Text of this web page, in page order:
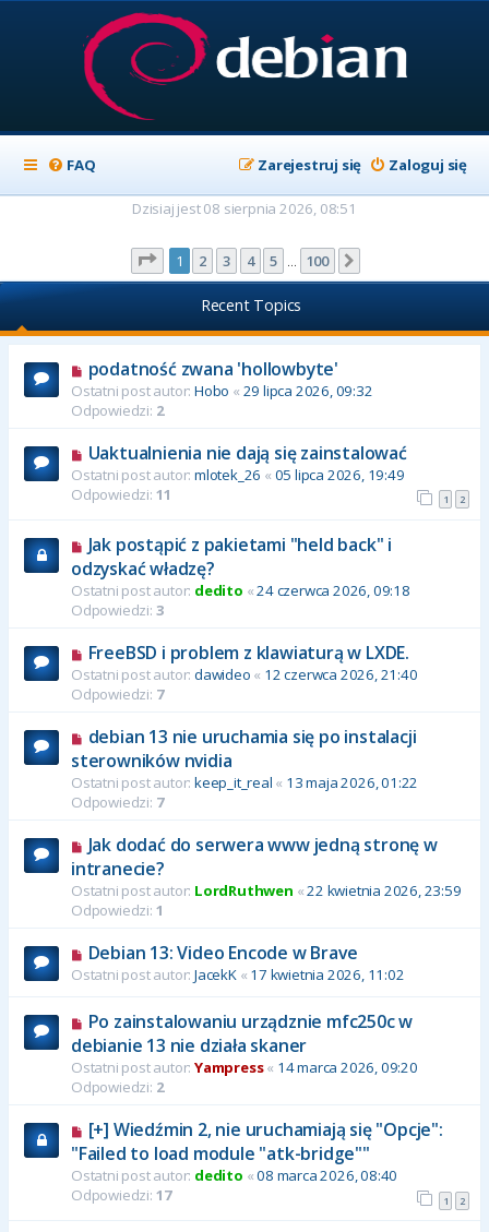
FAQ Zaloguj się
Zarejestruj się
Dzisiaj jest 08 sierpnia 2026, 08:51
Strona z100
1 2 3 4 5 100
Recent Topics
podatność zwana 'hollowbyte'
Ostatni post autor: Hobo « 29 lipca 2026, 09:32
Odpowiedzi: 2
Uaktualnienia nie dają się zainstalować
Ostatni post autor: mlotek_26 « 05 lipca 2026, 19:49
Odpowiedzi: 11 1 2
Jak postąpić z pakietami "held back" i
odzyskać władzę?
Ostatni post autor: dedito «24 czerwca 2026, 09:18
Odpowiedzi: 3
FreeBSD i problem z klawiaturą w LXDE.
Ostatni post autor: dawideo « 12 czerwca 2026, 21:40
Odpowiedzi: 7
debian 13 nie uruchamia się po instalacji
sterowników nvidia
Ostatni post autor: keep_it_real « 13 maja 2026, 01:22
Odpowiedzi: 7
Jak dodać do serwera www jedną stronę w
intranecie?
Ostatni post autor: LordRuthwen «22 kwietnia 2026, 23:59
Odpowiedzi: 1
Debian 13: Video Encode w Brave
Ostatni post autor: JacekK« 17 kwietnia 2026, 11:02
Po zainstalowaniu urządznie mfc250c w
debianie 13 nie działa skaner
Ostatni post autor: Yampress« 14 marca 2026, 09:20
Odpowiedzi: 2
[+] Wiedźmin 2, nie uruchamiają się "Opcje":
"Failed to load module "atk-bridge""
Ostatni post autor: dedito «08 marca 2026, 08:40
Odpowiedzi: 17 1 2